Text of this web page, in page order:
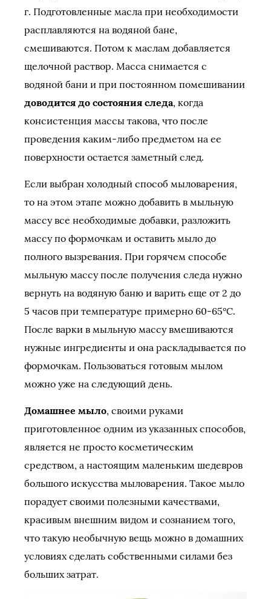
г. Подготовленные масла при необходимости
расплавляются на водяной бане,
смешиваются. Потом к маслам добавляется
щелочной раствор. Масса снимается с
водяной бани и при постоянном помешивании
доводится до состояния следа, когда
консистенция массы такова, что после
проведения каким-либо предметом на ее
поверхности остается заметный след.
Если выбран холодный способ мыловарения,
то на этом этапе можно добавить в мыльную
массу все необходимые добавки, разложить
массу по формочкам и оставить мыло до
полного вызревания. При горячем способе
мыльную массу после получения следа нужно
вернуть на водяную баню и варить еще от 2 до
5 часов при температуре примерно 60-65°С.
После варки в мыльную массу вмешиваются
нужные ингредиенты и она раскладывается по
формочкам. Пользоваться готовым мылом
можно уже на следующий день.
Домашнее мыло, своими руками
приготовленное одним из указанных способов,
является не просто косметическим
средством, а настоящим маленьким шедевров
большого искусства мыловарения. Такое мыло
порадует своими полезными качествами,
красивым внешним видом и сознанием того,
что такую необычную вещь можно в домашних
условиях сделать собственными силами без
больших затрат.